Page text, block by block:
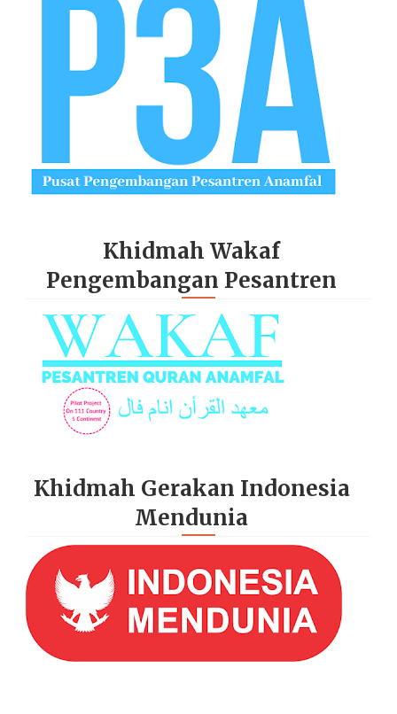
Khidmah Wakaf
Pengembangan Pesantren
Khidmah Gerakan Indonesia
Mendunia